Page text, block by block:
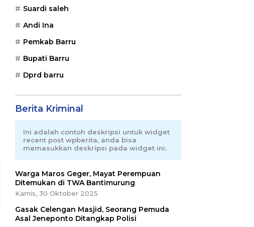
Suardi saleh
Andi Ina
Pemkab Barru
Bupati Barru
Dprd barru
Berita Kriminal
Ini adalah contoh deskripsi untuk widget
recent post wpberita, anda bisa
memasukkan deskripsi pada widget ini.
Warga Maros Geger, Mayat Perempuan
Ditemukan di TWA Bantimurung
Kamis, 30 Oktober 2025
Gasak Celengan Masjid, Seorang Pemuda
Asal Jeneponto Ditangkap Polisi